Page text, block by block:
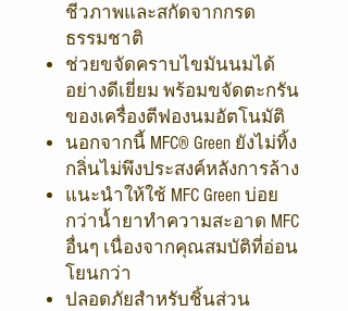
ชีวภาพและสกัดจากกรด
ธรรมชาติ
ช่วยขจัดคราบไขมันนมได้
อย่างดีเยี่ยม พร้อมขจัดตะกรัน
ของเครื่องตีฟองนมอัตโนมัติ
นอกจากนี้ MFC® Green ยังไม่ทิ้ง
กลิ่นไม่พึงประสงค์หลังการล้าง
แนะนำให้ใช้ MFC Green บ่อย
กว่าน้ำยาทำความสะอาด MFC
อื่นๆ เนื่องจากคุณสมบัติที่อ่อน
โยนกว่า
ปลอดภัยสำหรับชิ้นส่วน